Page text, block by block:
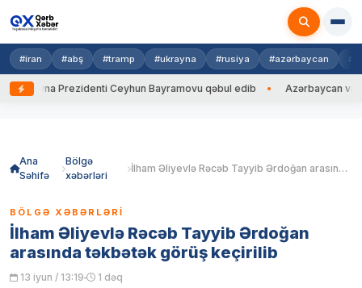
#iran #abş #tramp #ukrayna #rusiya #azərbaycan
Prezidenti Ceyhun Bayramovu qəbul edib Azərbaycan və
Ana
Səhifə
Bölgə
xəbərləri
İlham Əliyevlə Rəcəb Tayyib Ərdoğan arasında təkbətək görüş keçirilib
BÖLGƏ XƏBƏRLƏRI
İlham Əliyevlə Rəcəb Tayyib Ərdoğan
arasında təkbətək görüş keçirilib
13 iyun / 13:19 1 dəq